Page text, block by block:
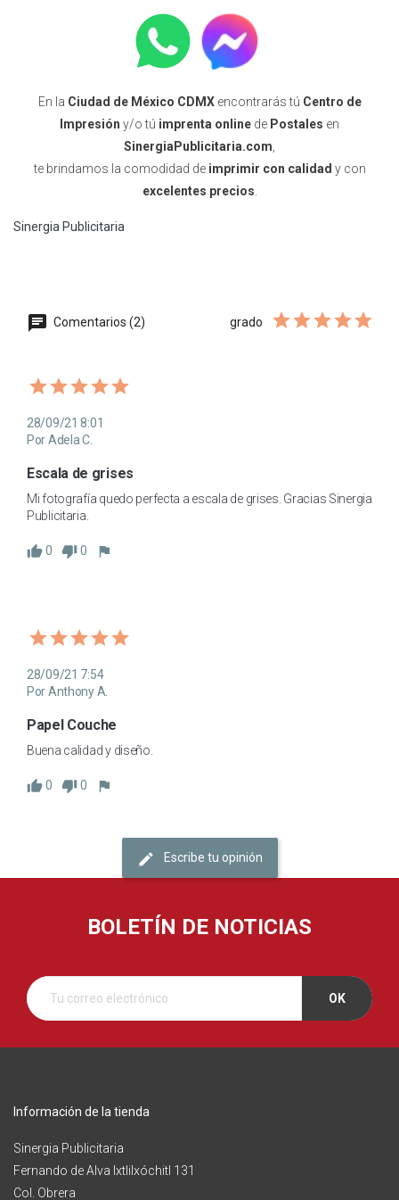
En la Ciudad de México CDMXencontrarás tú Centro de
Impresión y/o tú imprenta online de Postales en
SinergiaPublicitaria.com
te brindamos la comodidad de imprimir con calidad y con
excelentes precios
Sinergia Publicitaria
Comentarios (2) grado
28/09/21 8:01
Por Adela C.
Escala de grises
Mi fotografía quedo perfecta a escala de grises. Gracias Sinergia
Publicitaria.
0 0
28/09/21 7:54
Por Anthony A.
Papel Couche
Buena calidad y diseño.
0 0
Escribe tu opinión
BOLETÍN DE NOTICIAS
Información de la tienda
Sinergia Publicitaria
Fernando de Alva Ixtlilxóchitl 131
Col. Obrera